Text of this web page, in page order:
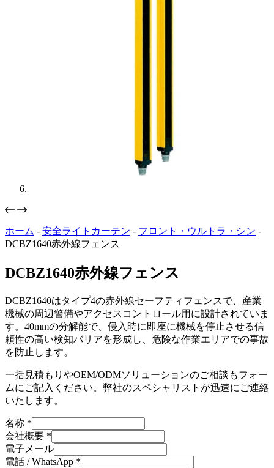
ホーム - 安全ライトカーテン - フロント・ウルトラ・シン -
DCBZ1640赤外線フェンス
DCBZ1640赤外線フェンス
DCBZ1640はタイプ4の赤外線セーフティフェンスで、産業
機械の周辺警備やアクセスコントロール用に設計されていま
す。40mmの分解能で、侵入時に即座に機械を停止させる信
頼性の高い検知バリアを形成し、危険な作業エリアでの事故
を防止します。
一括見積もりやOEM/ODMソリューションのご相談もフォー
ムにご記入ください。弊社のスペシャリストが迅速にご連絡
いたします。
名称 *
会社概要 *
電子メール
電話 / WhatsApp *